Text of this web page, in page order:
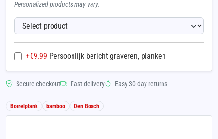
Personalized products may vary.
+€9.99 Persoonlijk bericht graveren, planken
Secure checkout Fast delivery Easy 30-day returns
Borrelplank bamboo Den Bosch